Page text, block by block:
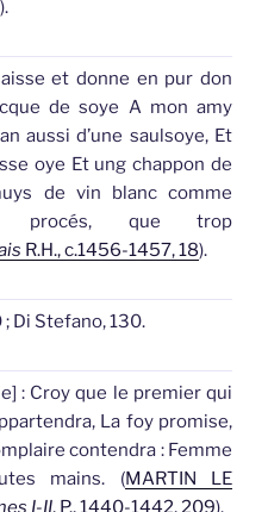
).
et donne en pur don
de soye A mon amy
aussi d’une saulsoye, Et
oye Et ung chappon de
de vin blanc comme
procés, que trop
R.H., c.1456-1457, 18).
Di Stefano, 130.
: Croy que le premier qui
La foy promise,
contendra : Femme
mains. (MARTIN LE
I-II, P., 1440-1442, 209).